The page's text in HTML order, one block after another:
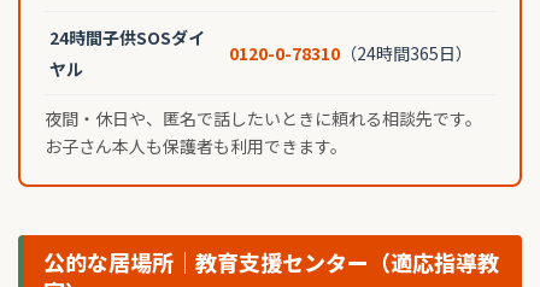
24時間子供SOSダイ
ヤル
0120-0-78310 （24時間365日）
夜間・休日や、匿名で話したいときに頼れる相談先です。
お子さん本人も保護者も利用できます。
公的な居場所｜教育支援センター（適応指導教